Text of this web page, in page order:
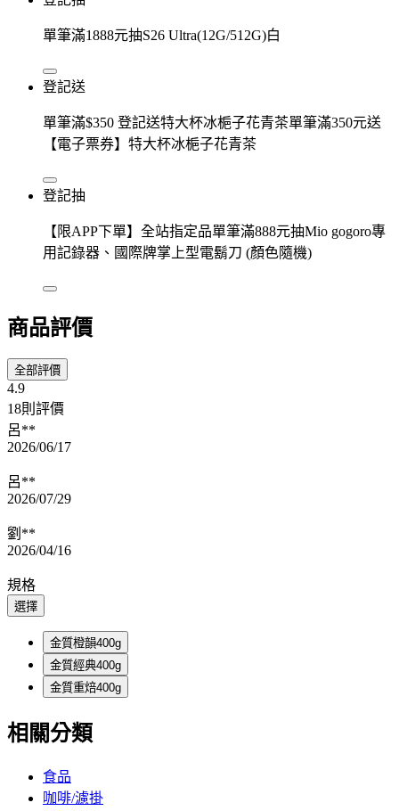
單筆滿1888元抽S26 Ultra(12G/512G)白
登記送
單筆滿$350 登記送特大杯冰梔子花青茶單筆滿350元送
【電子票券】特大杯冰梔子花青茶
登記抽
【限APP下單】全站指定品單筆滿888元抽Mio gogoro專
用記錄器、國際牌掌上型電鬍刀 (顏色隨機)
商品評價
全部評價
4.9
18則評價
呂**
2026/06/17
呂**
2026/07/29
劉**
2026/04/16
規格
選擇
金質橙韻400g
金質經典400g
金質重焙400g
相關分類
食品
咖啡/濾掛